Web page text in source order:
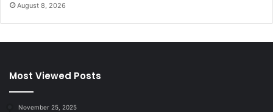
August 8, 2026
Most Viewed Posts
November 25, 2025